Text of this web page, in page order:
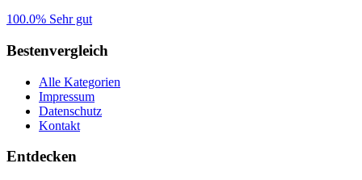
100.0% Sehr gut
Bestenvergleich
Alle Kategorien
Impressum
Datenschutz
Kontakt
Entdecken